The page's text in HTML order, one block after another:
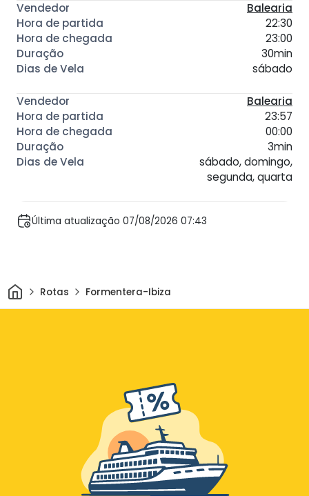
Balearia
22:30
23:00
30min
sábado
Balearia
23:57
00:00
3min
sábado, domingo,
segunda, quarta
Última atualização 07/08/2026 07:43
CasaRotas Formentera-Ibiza